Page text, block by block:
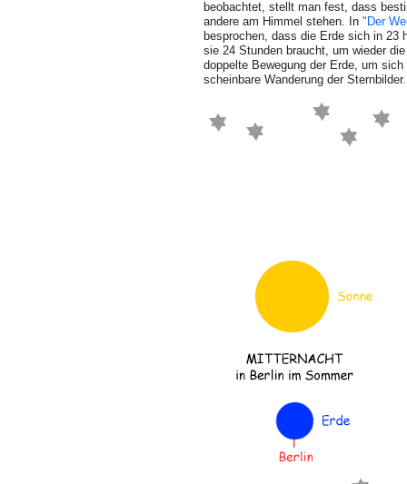
beobachtet, stellt man fest, dass
andere am Himmel stehen. In "Der
besprochen, dass die Erde sich in
sie 24 Stunden braucht, um wieder
doppelte Bewegung der Erde, um
scheinbare Wanderung der Sternbilder.